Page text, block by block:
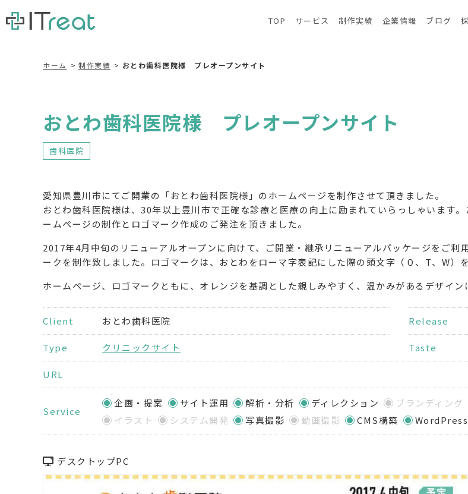
TOP サービス 制作実績 企業情報 ブログ
ホーム 制作実績 おとわ歯科医院様 プレオープンサイト
おとわ歯科医院様 プレオープンサイト
歯科医院
愛知県豊川市にてご開業の「おとわ歯科医院様」のホームページを制作させて頂きました。
おとわ歯科医院様は、30年以上豊川市で正確な診療と医療の向上に励まれていらっしゃいます
ームページの制作とロゴマーク作成のご発注を頂きました。
2017年4月中旬のリニューアルオープンに向けて、ご開業・継承リニューアルパッケージをご
ークを制作致しました。ロゴマークは、おとわをローマ字表記にした際の頭文字（０、T、W）
ホームページ、ロゴマークともに、オレンジを基調とした親しみやすく、温かみがあるデザイン
Client おとわ歯科医院 Release
Type クリニックサイト Taste
URL
Service
企画・提案 サイト運用 解析・分析 ディレクション ブランディング
イラスト
システム開発 写真撮影 動画撮影 CMS構築 WordPress
デスクトップPC